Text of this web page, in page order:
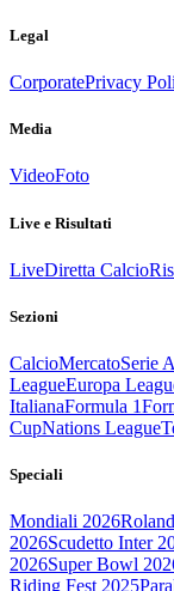
Legal
CorporatePrivacy
Media
VideoFoto
Live e Risultati
LiveDiretta Calcio
Sezioni
CalcioMercatoSerie A
LeagueEuropa
ItalianaFormula 1
CupNations League
Speciali
Mondiali 2026
2026Scudetto Inter
2026Super Bowl
Riding Fest 2025